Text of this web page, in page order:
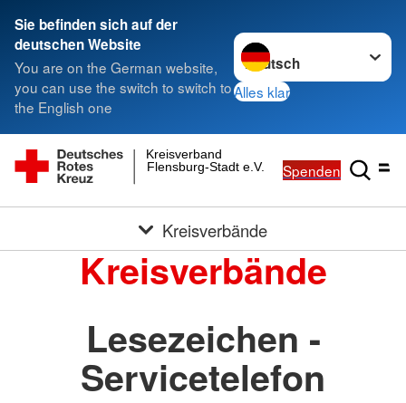
Sie befinden sich auf der
deutschen Website
You are on the German website,
you can use the switch to switch to
the English one
Sprache wechseln zu
Alles klar
Flensburg-Stadt e.V.
Kreisverband
Spenden
Kreisverbände
Kreisverbände
Lesezeichen -
Servicetelefon